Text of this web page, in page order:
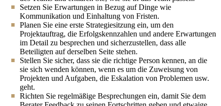
Setzen Sie Erwartungen in Bezug auf Dinge wie
Kommunikation und Einhaltung von Fristen.
Planen Sie eine erste Strategiesitzung ein, um den
Projektauftrag, die Erfolgskennzahlen und andere Erwartungen
im Detail zu besprechen und sicherzustellen, dass alle
Beteiligten auf derselben Seite stehen.
Stellen Sie sicher, dass sie die richtige Person kennen, an die
sie sich wenden können, wenn es um die Zuweisung von
Projekten und Aufgaben, die Eskalation von Problemen usw.
geht.
Richten Sie regelmäßige Besprechungen ein, damit Sie dem